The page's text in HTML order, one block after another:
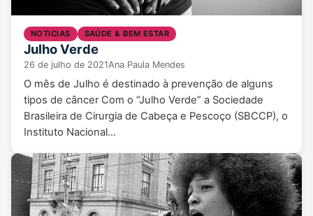
NOTICIAS SAÚDE & BEM ESTAR
Julho Verde
26 de julho de 2021Ana Paula Mendes
O mês de Julho é destinado à prevenção de alguns
tipos de câncer Com o “Julho Verde” a Sociedade
Brasileira de Cirurgia de Cabeça e Pescoço (SBCCP), o
Instituto Nacional…